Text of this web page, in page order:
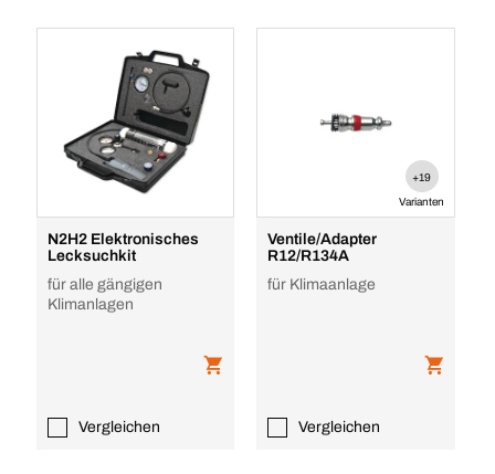
N2H2 Elektronisches
Lecksuchkit
für alle gängigen
Klimanlagen
Vergleichen
+19
Varianten
Ventile/Adapter
R12/R134A
für Klimaanlage
Vergleichen